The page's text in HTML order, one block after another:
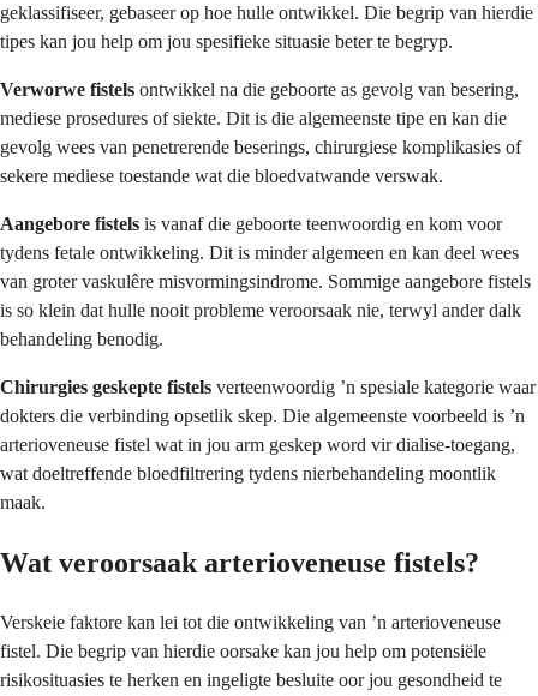
geklassifiseer, gebaseer op hoe hulle ontwikkel. Die begrip van hierdie
tipes kan jou help om jou spesifieke situasie beter te begryp.
Verworwe fistels ontwikkel na die geboorte as gevolg van besering,
mediese prosedures of siekte. Dit is die algemeenste tipe en kan die
gevolg wees van penetrerende beserings, chirurgiese komplikasies of
sekere mediese toestande wat die bloedvatwande verswak.
Aangebore fistels is vanaf die geboorte teenwoordig en kom voor
tydens fetale ontwikkeling. Dit is minder algemeen en kan deel wees
van groter vaskulêre misvormingsindrome. Sommige aangebore fistels
is so klein dat hulle nooit probleme veroorsaak nie, terwyl ander dalk
behandeling benodig.
Chirurgies geskepte fistels verteenwoordig ’n spesiale kategorie waar
dokters die verbinding opsetlik skep. Die algemeenste voorbeeld is ’n
arterioveneuse fistel wat in jou arm geskep word vir dialise-toegang,
wat doeltreffende bloedfiltrering tydens nierbehandeling moontlik
maak.
Wat veroorsaak arterioveneuse fistels?
Verskeie faktore kan lei tot die ontwikkeling van ’n arterioveneuse
fistel. Die begrip van hierdie oorsake kan jou help om potensiële
risikosituasies te herken en ingeligte besluite oor jou gesondheid te